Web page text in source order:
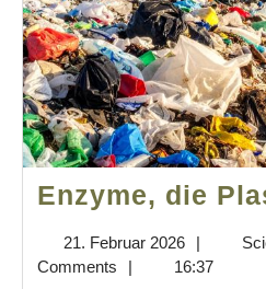
Enzyme, die
21. Februar 202621.
Februar
|
Comments
| 16:37